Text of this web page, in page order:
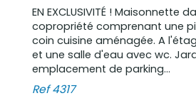
EN EXCLUSIVITÉ ! Maisonnette
copropriété comprenant une
coin cuisine aménagée. A
et une salle d'eau avec wc.
emplacement de parking...
Ref4317